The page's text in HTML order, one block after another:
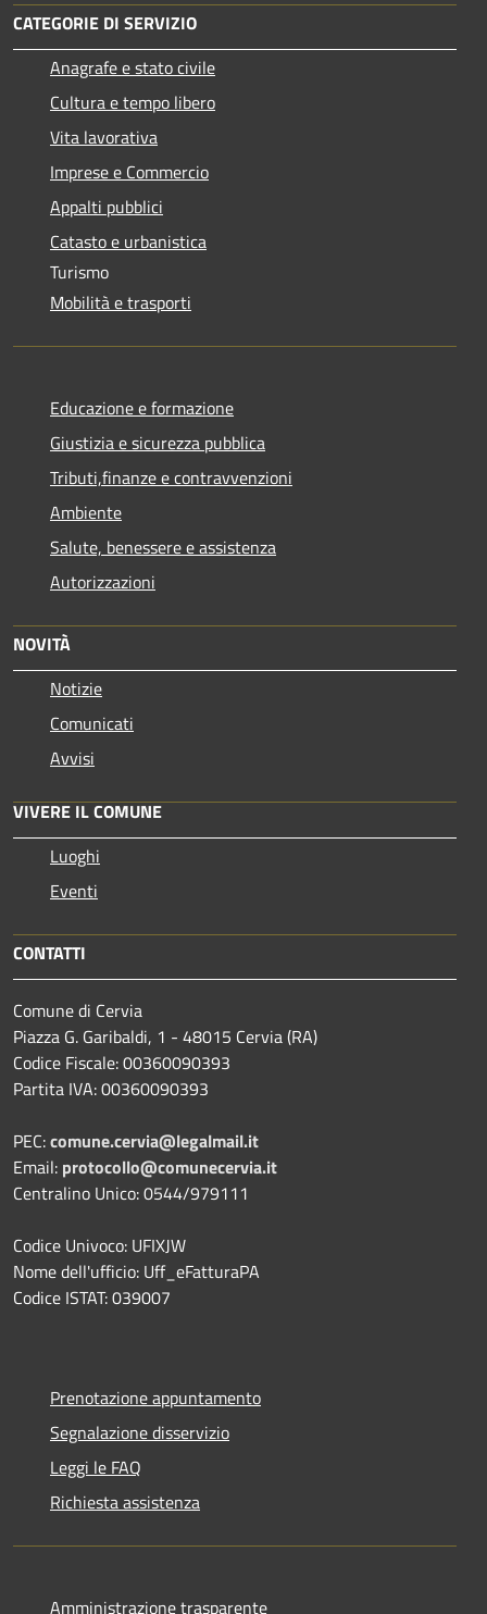
CATEGORIE DI SERVIZIO
Anagrafe e stato civile
Cultura e tempo libero
Vita lavorativa
Imprese e Commercio
Appalti pubblici
Catasto e urbanistica
Turismo
Mobilità e trasporti
Educazione e formazione
Giustizia e sicurezza pubblica
Tributi,finanze e contravvenzioni
Ambiente
Salute, benessere e assistenza
Autorizzazioni
NOVITÀ
Notizie
Comunicati
Avvisi
VIVERE IL COMUNE
Luoghi
Eventi
CONTATTI
Comune di Cervia
Piazza G. Garibaldi, 1 - 48015 Cervia (RA)
Codice Fiscale: 00360090393
Partita IVA: 00360090393
PEC:comune.cervia@legalmail.it
Email: protocollo@comunecervia.it
Centralino Unico: 0544/979111
Codice Univoco: UFIXJW
Nome dell'ufficio: Uff_eFatturaPA
Codice ISTAT: 039007
Prenotazione appuntamento
Segnalazione disservizio
Leggi le FAQ
Richiesta assistenza
Amministrazione trasparente